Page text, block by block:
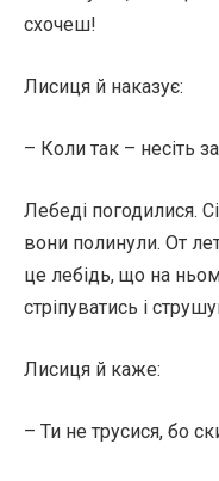
схочеш!
Лисиця й наказує:
– Коли так – несіть
Лебеді погодилися.
вони полинули. От
це лебідь, що на
стріпуватись і
Лисиця й каже:
– Ти не трусися, бо